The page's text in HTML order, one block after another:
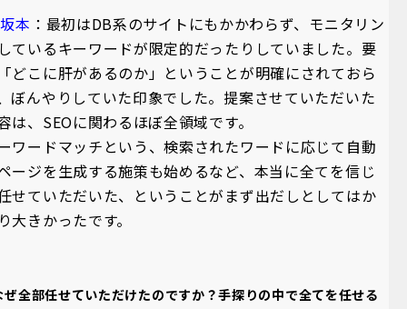
本 ：最初はDB系のサイトにもかかわらず、モニタリン
ているキーワードが限定的だったりしていました。要
どこに肝があるのか」ということが明確にされておら
ぼんやりしていた印象でした。提案させていただいた
は、SEOに関わるほぼ全領域です。
ワードマッチという、検索されたワードに応じて自動
ージを生成する施策も始めるなど、本当に全てを信じ
せていただいた、ということがまず出だしとしてはか
大きかったです。
ぜ全部任せていただけたのですか？手探りの中で全てを任せる